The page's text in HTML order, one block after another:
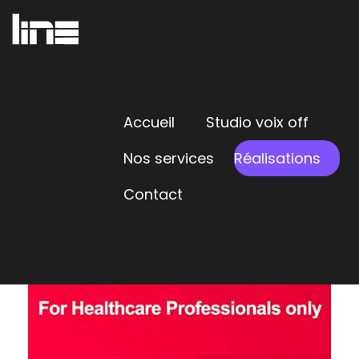
Accueil
Studio voix off
Nos services
Réalisations
Contact
RÉALISATIONS